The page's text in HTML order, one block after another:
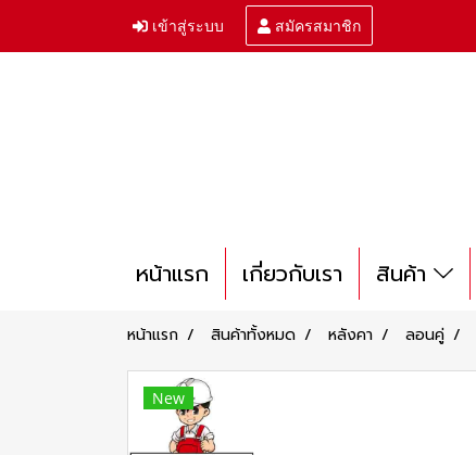
เข้าสู่ระบบ สมัครสมาชิก
หน้าแรก เกี่ยวกับเรา สินค้า
หน้าแรก สินค้าทั้งหมด หลังคา ลอนคู่
New